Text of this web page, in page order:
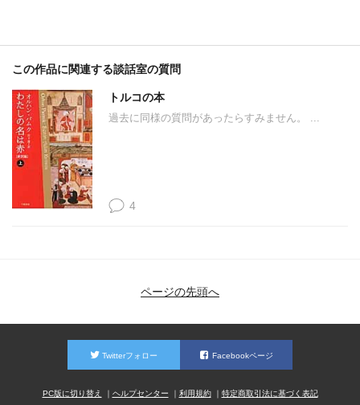
この作品に関連する談話室の質問
トルコの本
過去に同様の質問があったらすみません。 ...
4
ページの先頭へ
Twitterフォロー Facebookページ
PC版に切り替え ヘルプセンター 利用規約 特定商取引法に基づく表記